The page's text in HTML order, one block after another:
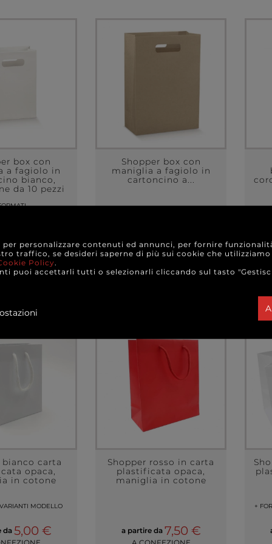
box con
a fagiolo in
bianco,
da 10 pezzi
Shopper box con
maniglia a fagiolo in
cartoncino a...
A CONFEZIONE
bianco carta
opaca,
in cotone
MODELLO
da 5,00 €
Shopper rosso in carta
plastificata opaca,
maniglia in cotone
a partire da 7,50 €
+
personalizzare contenuti ed annunci, per fornire
traffico, se desideri saperne di più sui cookie che
Policy.
puoi accettarli tutti o selezionarli cliccando sul tasto